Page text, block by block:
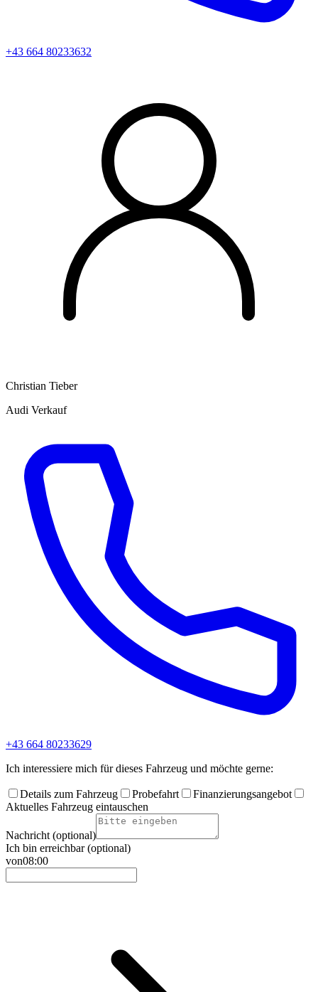
+43 664 80233632
Christian Tieber
Audi Verkauf
+43 664 80233629
Ich interessiere mich für dieses Fahrzeug und möchte gerne:
Details zum Fahrzeug Probefahrt
Finanzierungsangebot
Aktuelles Fahrzeug eintauschen
Nachricht (optional)
Ich bin erreichbar (optional)
von08:00